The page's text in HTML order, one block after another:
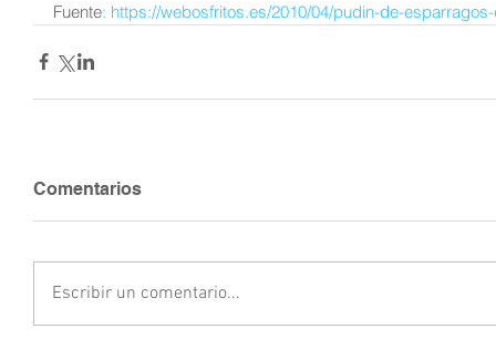
Fuente: https://webosfritos.es/2010/04/pudin-de-
Comentarios
Escribir un comentario...